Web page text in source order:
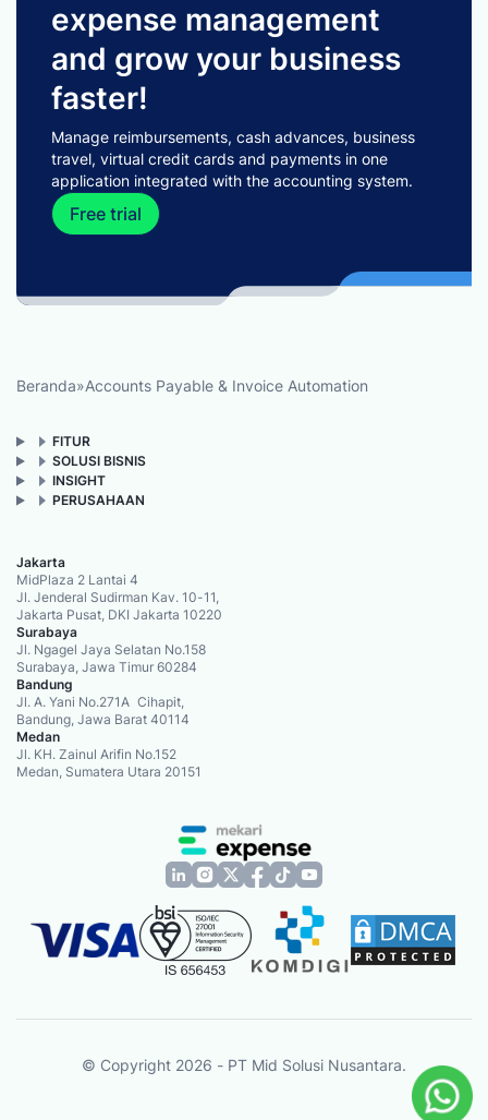
expense management
and grow your business
faster!
Manage reimbursements, cash advances, business
travel, virtual credit cards and payments in one
application integrated with the accounting system.
Free trial
Beranda»Accounts Payable & Invoice Automation
FITUR
SOLUSI BISNIS
INSIGHT
PERUSAHAAN
Jakarta
MidPlaza 2 Lantai 4
Jl. Jenderal Sudirman Kav. 10-11,
Jakarta Pusat, DKI Jakarta 10220
Surabaya
Jl. Ngagel Jaya Selatan No.158
Surabaya, Jawa Timur 60284
Bandung
Jl. A. Yani No.271A Cihapit,
Bandung, Jawa Barat 40114
Medan
Jl. KH. Zainul Arifin No.152
Medan, Sumatera Utara 20151
© Copyright 2026 - PT Mid Solusi Nusantara.